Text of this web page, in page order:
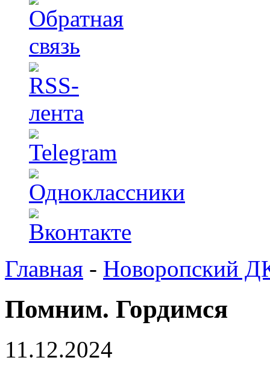
Главная - Новоропский
Помним. Гордимся
11.12.2024